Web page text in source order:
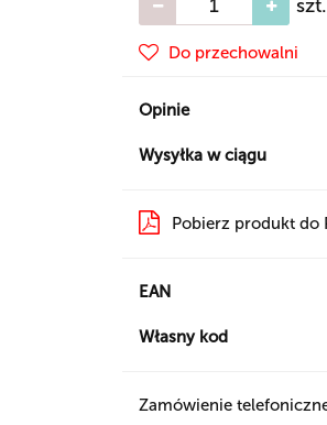
szt.
Do przechowalni
Opinie
Wysyłka w ciągu
Pobierz produkt do
EAN
Własny kod
Zamówienie